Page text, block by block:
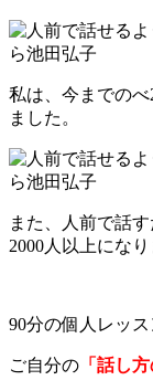
私は、今までの
ました。
また、人前で話
2000人以上になり
90分の個人レッ
ご自分の 「話し方